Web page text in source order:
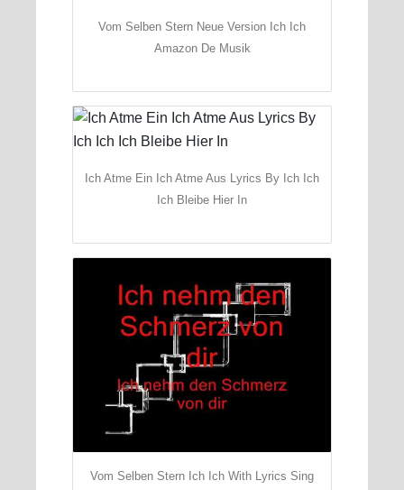
Vom Selben Stern Neue Version Ich Ich
Amazon De Musik
Ich Atme Ein Ich Atme Aus Lyrics By Ich Ich
Ich Bleibe Hier In
Vom Selben Stern Ich Ich With Lyrics Sing